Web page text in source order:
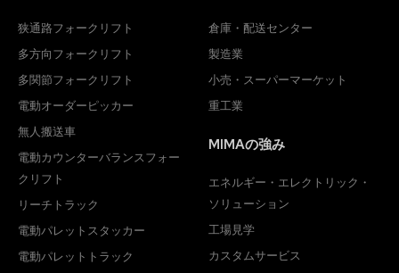
狭通路フォークリフト
多方向フォークリフト
多関節フォークリフト
電動オーダーピッカー
無人搬送車
電動カウンターバランスフォー
クリフト
リーチトラック
電動パレットスタッカー
電動パレットトラック
倉庫・配送センター
製造業
小売・スーパーマーケット
重工業
MIMAの強み
エネルギー・エレクトリック・
ソリューション
工場見学
カスタムサービス